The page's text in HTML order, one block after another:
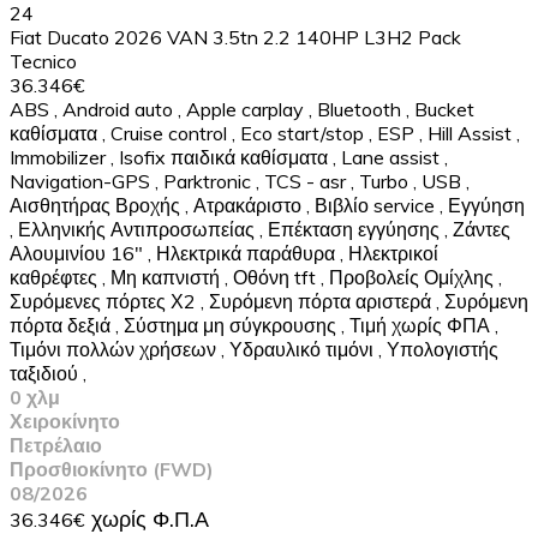
24
Fiat Ducato 2026 VAN 3.5tn 2.2 140HP L3H2 Pack
Tecnico
36.346€
ABS , Android auto , Apple carplay , Bluetooth , Bucket
καθίσματα , Cruise control , Eco start/stop , ESP , Hill Assist ,
Immobilizer , Isofix παιδικά καθίσματα , Lane assist ,
Navigation-GPS , Parktronic , TCS - asr , Turbo , USB ,
Αισθητήρας Βροχής , Ατρακάριστο , Βιβλίο service , Εγγύηση
, Ελληνικής Αντιπροσωπείας , Επέκταση εγγύησης , Ζάντες
Αλουμινίου 16" , Ηλεκτρικά παράθυρα , Ηλεκτρικοί
καθρέφτες , Μη καπνιστή , Οθόνη tft , Προβολείς Ομίχλης ,
Συρόμενες πόρτες Χ2 , Συρόμενη πόρτα αριστερά , Συρόμενη
πόρτα δεξιά , Σύστημα μη σύγκρουσης , Τιμή χωρίς ΦΠΑ ,
Τιμόνι πολλών χρήσεων , Υδραυλικό τιμόνι , Υπολογιστής
ταξιδιού ,
0 χλμ
Χειροκίνητο
Πετρέλαιο
Προσθιοκίνητο (FWD)
08/2026
36.346€